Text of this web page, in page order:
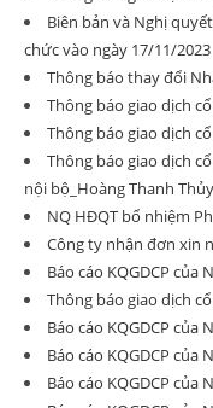
Biên bản và Nghị
chức vào ngày 17/11/2023
Thông báo thay đổi
Thông báo giao dịch
Thông báo giao dịch
Thông báo giao dịch
nội bộ_Hoàng Thanh Thủy
NQ HĐQT bổ nhiệm
Công ty nhận đơn xin
Báo cáo KQGDCP của
Thông báo giao dịch
Báo cáo KQGDCP của
Báo cáo KQGDCP của
Báo cáo KQGDCP của